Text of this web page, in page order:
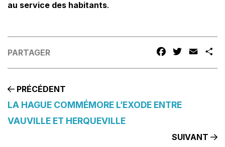
au service des habitants.
PARTAGER FACEBOOK
TWITTER
EMAIL
PRÉCÉDENT
LA HAGUE COMMÉMORE L’EXODE ENTRE
VAUVILLE ET HERQUEVILLE
SUIVANT